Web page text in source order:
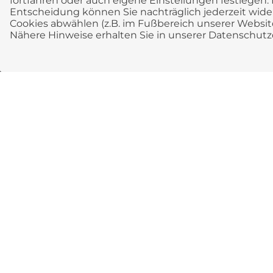
Entscheidung können Sie nachträglich jederzeit
Cookies abwählen (z.B. im Fußbereich unserer
Nähere Hinweise erhalten Sie in unserer
Kontakt